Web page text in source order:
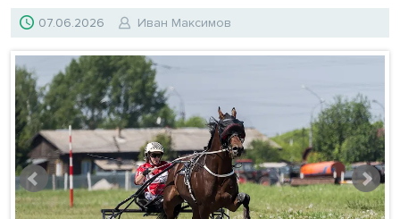
07.06.2026 Иван Максимов